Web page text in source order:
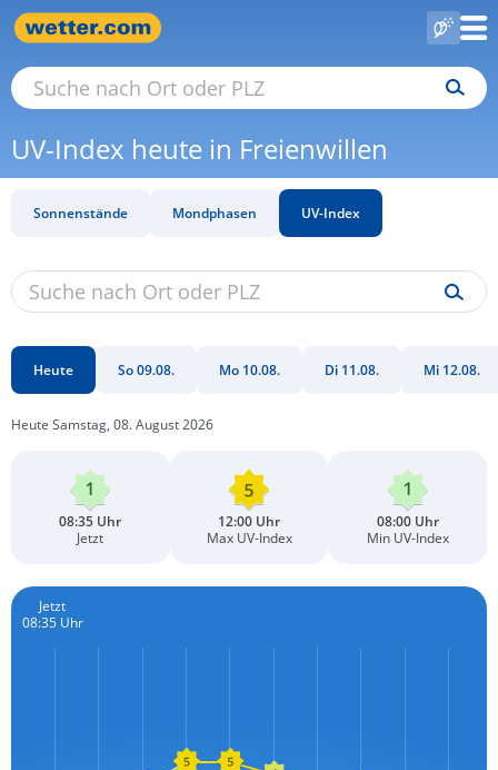
UV-Index heute in Freienwillen
Sonnenstände Mondphasen UV-Index
Heute So 09.08. Mo 10.08. Di 11.08. Mi 12.08.
Heute Samstag, 08. August 2026
08:35 Uhr
Jetzt
12:00 Uhr
Max UV-Index
08:00 Uhr
Min UV-Index
Jetzt
08:35 Uhr